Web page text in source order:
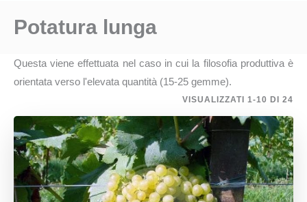
Potatura lunga
Questa viene effettuata nel caso in cui la filosofia produttiva è
orientata verso l'elevata quantità (15-25 gemme).
VISUALIZZATI 1-10 DI 24